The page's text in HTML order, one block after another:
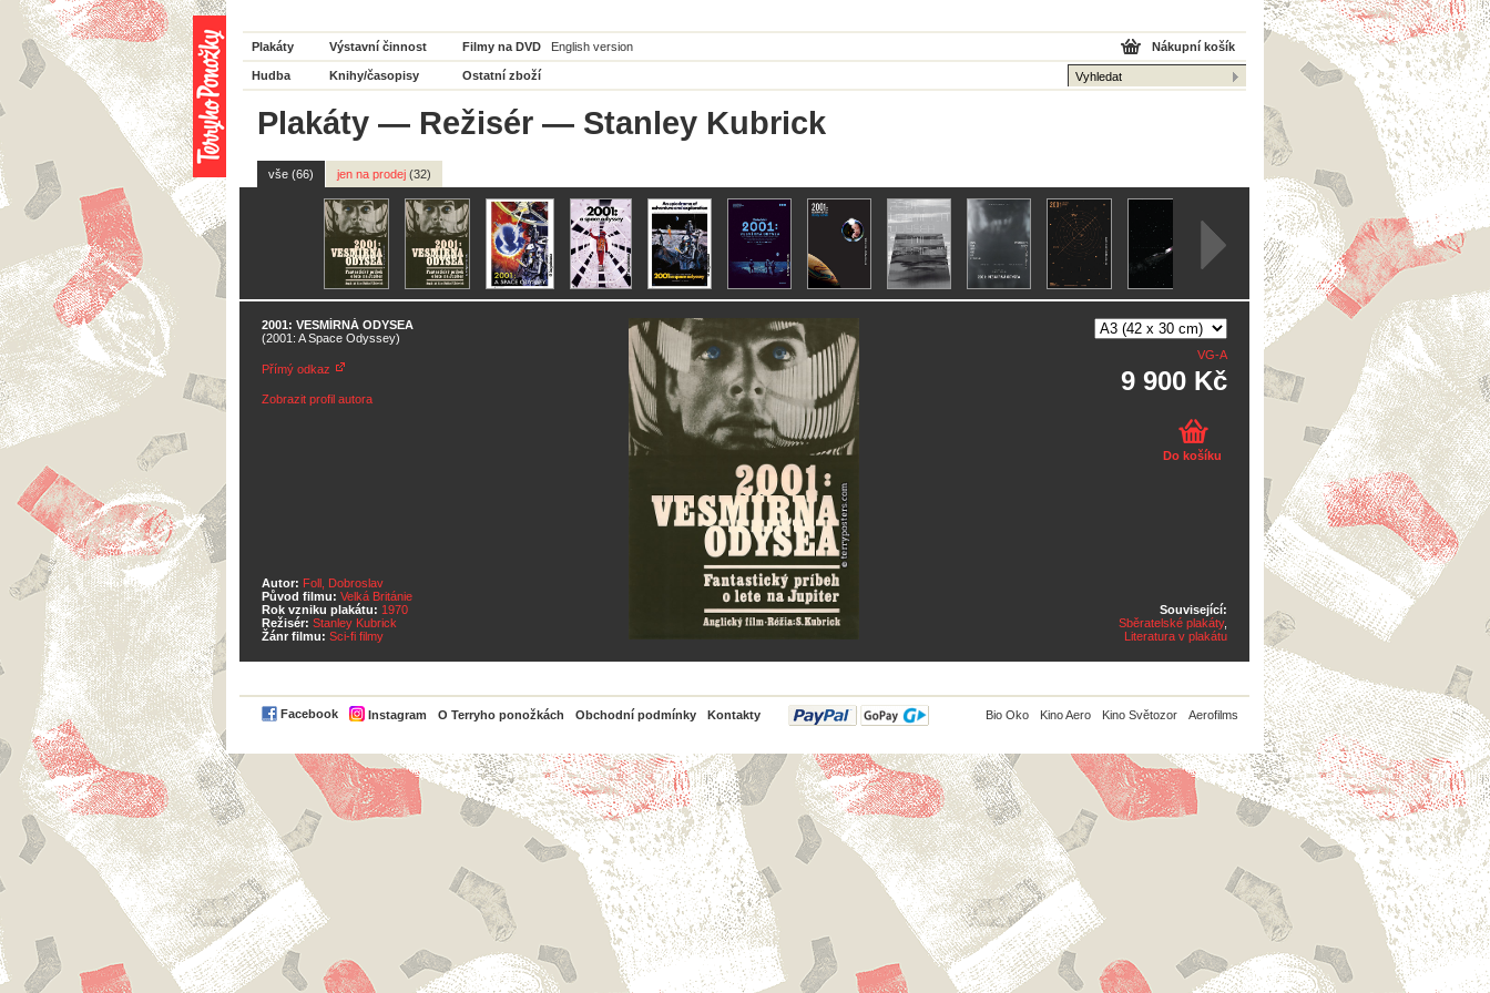
Plakáty Výstavní činnost Filmy na DVD English version
Hudba Knihy/časopisy Ostatní zboží
Nákupní košík
Plakáty — Režisér — Stanley Kubrick
vše (66) jen na prodej (32)
2001: VESMÍRNÁ ODYSEA
(2001: A Space Odyssey)
Přímý odkaz
Zobrazit profil autora
Autor: Foll, Dobroslav
Původ filmu: Velká Británie
Rok vzniku plakátu: 1970
Režisér: Stanley Kubrick
Žánr filmu: Sci-fi filmy
VG-A
9 900 Kč
Do košíku
Související:
Sběratelské plakáty,
Literatura v plakátu
Facebook Instagram O Terryho ponožkách Obchodní podmínky Kontakty
PayPal Bio Oko Kino Aero Kino Světozor Aerofilms